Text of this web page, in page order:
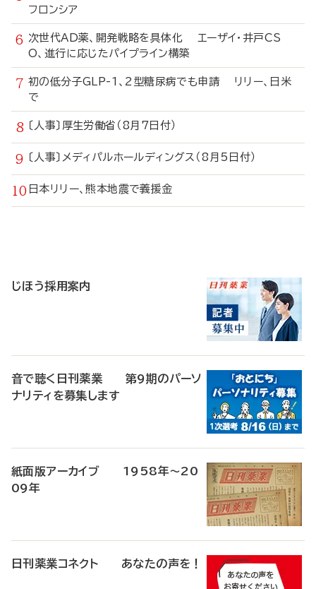
フロンシア
次世代AD薬、開発戦略を具体化 エーザイ・井戸CS
O、進行に応じたパイプライン構築
初の低分子GLP-1、2型糖尿病でも申請 リリー、日米
で
〔人事〕厚生労働省（8月7日付）
〔人事〕メディパルホールディングス（8月5日付）
日本リリー、熊本地震で義援金
じほう採用案内
音で聴く日刊薬業 第9期のパーソ
ナリティを募集します
紙面版アーカイブ 1958年～20
09年
日刊薬業コネクト あなたの声を！